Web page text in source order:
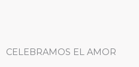
CELEBRAMOS EL AMOR